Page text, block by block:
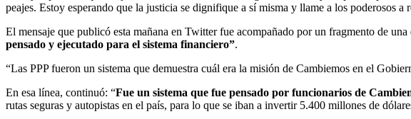
peajes. Estoy esperando que la justicia se dignifique a sí misma y llame a los poderosos a
El mensaje que publicó esta mañana en Twitter fue acompañado por un fragmento de
pensado y ejecutado para el sistema financiero”.
“Las PPP fueron un sistema que demuestra cuál era la misión de Cambiemos en el
En esa línea, continuó: “Fue un sistema que fue pensado por funcionarios de
rutas seguras y autopistas en el país, para lo que se iban a invertir 5.400 millones de